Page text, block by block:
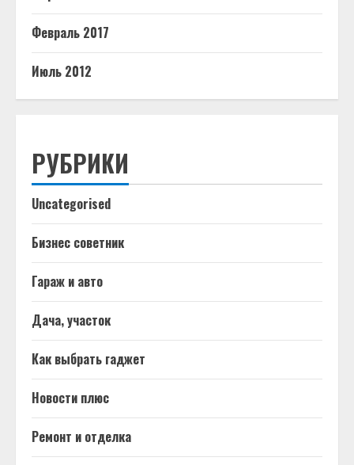
Февраль 2017
Июль 2012
РУБРИКИ
Uncategorised
Бизнес советник
Гараж и авто
Дача, участок
Как выбрать гаджет
Новости плюс
Ремонт и отделка